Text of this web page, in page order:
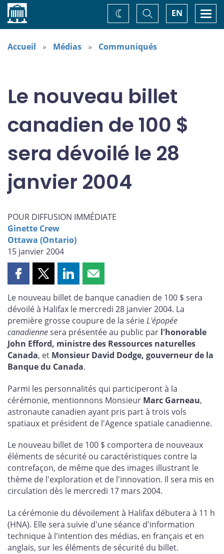
Accueil EN
Basculer
la
recherche
Changez
de
thème
Accueil Médias Communiqués
Le nouveau billet
canadien de 100 $
sera dévoilé le 28
janvier 2004
POUR DIFFUSION IMMÉDIATE
Ginette Crew
Ottawa (Ontario)
15 janvier 2004
Partager
page
sur
Facebook
Partager
page
sur
X
Partager
page
sur
LinkedIn
Partager
page
par
courriel
Le nouveau billet de banque canadien de 100 $ sera
dévoilé à Halifax le mercredi 28 janvier 2004. La
première grosse coupure de la sérieL'épopée
canadiennesera présentée au public par l'honorable
John Efford, ministre des Ressources naturelles
Canada, et Monsieur David Dodge, gouverneur de la
Banque du Canada.
Parmi les personnalités qui participeront à la
cérémonie, mentionnons Monsieur Marc Garneau,
astronaute canadien ayant pris part à trois vols
spatiaux et président de l'Agence spatiale canadienne.
Le nouveau billet de 100 $ comportera de nouveaux
éléments de sécurité ou caractéristiques contre la
contrefaçon, de même que des images illustrant le
thème de l'exploration et de l'innovation. Il sera mis en
circulation dès le mercredi 17 mars 2004.
La cérémonie du dévoilement à Halifax débutera à 11 h
(HNA). Elle sera suivie d'une séance d'information
technique à l'intention des médias, en français et en
anglais, sur les éléments de sécurité du billet.